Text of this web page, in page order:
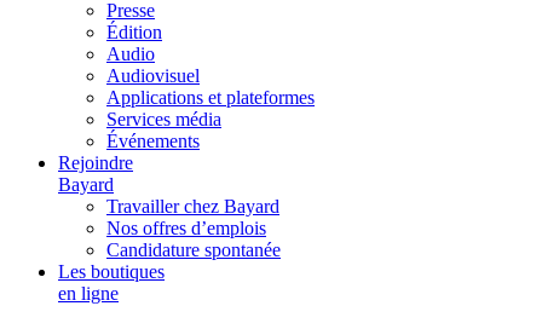
Presse
Édition
Audio
Audiovisuel
Applications et plateformes
Services média
Événements
Rejoindre
Bayard
Travailler chez Bayard
Nos offres d’emplois
Candidature spontanée
Les boutiques
en ligne